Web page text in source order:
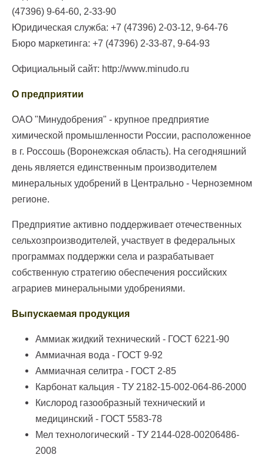
(47396) 9-64-60, 2-33-90
Юридическая служба: +7 (47396) 2-03-12, 9-64-76
Бюро маркетинга: +7 (47396) 2-33-87, 9-64-93
Официальный сайт: http://www.minudo.ru
О предприятии
ОАО "Минудобрения" - крупное предприятие
химической промышленности России, расположенное
в г. Россошь (Воронежская область). На сегодняшний
день является единственным производителем
минеральных удобрений в Центрально - Черноземном
регионе.
Предприятие активно поддерживает отечественных
сельхозпроизводителей, участвует в федеральных
программах поддержки села и разрабатывает
собственную стратегию обеспечения российских
аграриев минеральными удобрениями.
Выпускаемая продукция
Аммиак жидкий технический - ГОСТ 6221-90
Аммиачная вода - ГОСТ 9-92
Аммиачная селитра - ГОСТ 2-85
Карбонат кальция - ТУ 2182-15-002-064-86-2000
Кислород газообразный технический и
медицинский - ГОСТ 5583-78
Мел технологический - ТУ 2144-028-00206486-
2008